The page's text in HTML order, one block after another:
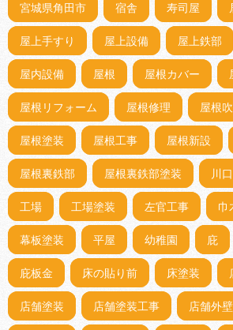
宮城県角田市 宿舎 寿司屋
屋上手すり 屋上設備 屋上鉄部
屋内設備 屋根 屋根カバー
屋根リフォーム 屋根修理 屋根
屋根塗装 屋根工事 屋根新設
屋根裏鉄部 屋根裏鉄部塗装 川
工場 工場塗装 左官工事 巾
幕板塗装 平屋 幼稚園 庇
庇板金 床の貼り前 床塗装
店舗塗装 店舗塗装工事 店舗外壁